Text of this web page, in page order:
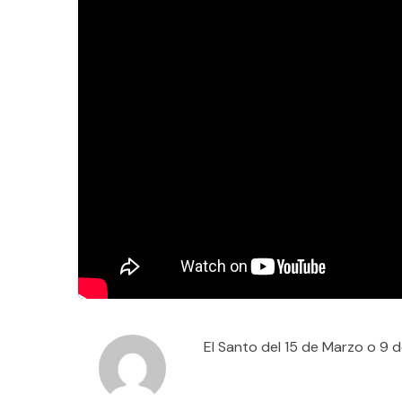
El Santo del 15 de Marzo o 9